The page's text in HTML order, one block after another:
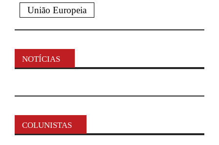
União Europeia
NOTÍCIAS
COLUNISTAS